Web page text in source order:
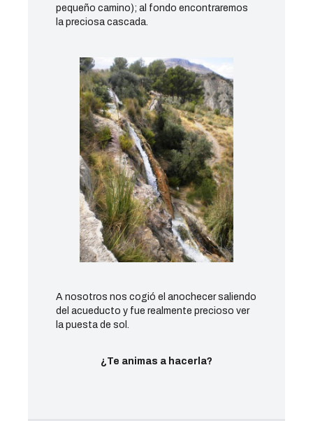
pequeño camino); al fondo encontraremos
la preciosa cascada.
A nosotros nos cogió el anochecer saliendo
del acueducto y fue realmente precioso ver
la puesta de sol.
¿Te animas a hacerla?